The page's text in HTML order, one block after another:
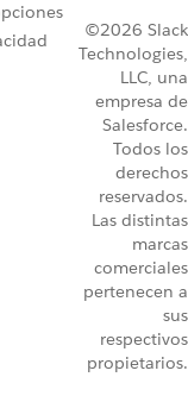
©2026 Slack
Technologies,
LLC, una
empresa de
Salesforce.
Todos los
derechos
reservados.
Las distintas
marcas
comerciales
pertenecen a
sus
respectivos
propietarios.